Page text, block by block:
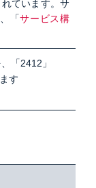
れています。サ
「サービス構
「2412」
す